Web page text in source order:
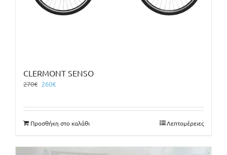
CLERMONT SENSO
270€ Original
270€.
260€Η
είναι:
260€.
Προσθήκη στο καλάθι Λεπτομέρειες